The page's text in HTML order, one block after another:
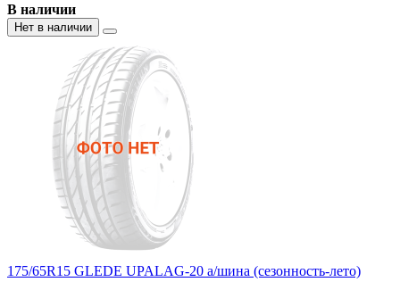
В наличии
Нет в наличии
175/65R15 GLEDE UPALAG-20 а/шина (сезонность-лето)